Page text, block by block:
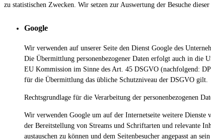
zu statistischen Zwecken. Wir setzen zur Auswertung der Besuche
Google
Wir verwenden auf unserer Seite den Dienst Google des
Die Übermittlung personenbezogener Daten erfolgt auch in die
EU Kommission im Sinne des Art. 45 DSGVO (nachfolgend:
für die Übermittlung das übliche Schutzniveau der DSGVO gilt.
Rechtsgrundlage für die Verarbeitung der personenbezogenen
Wir verwenden Google um auf der Internetseite weitere
der Bereitstellung von Streams und Schriftarten und relevante
austauschen zu können und dem Seitenbesucher angepasst an